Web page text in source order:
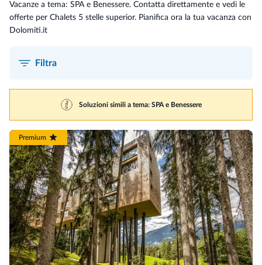
Vacanze a tema: SPA e Benessere. Contatta direttamente e vedi le
offerte per Chalets 5 stelle superior. Pianifica ora la tua vacanza con
Dolomiti.it
Filtra
Soluzioni simili a tema: SPA e Benessere
Premium